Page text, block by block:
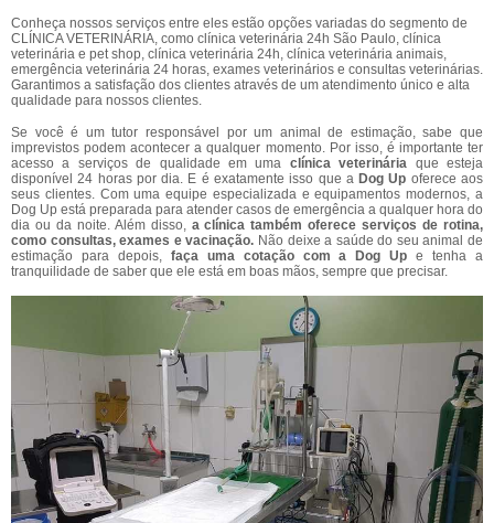
Conheça nossos serviços entre eles estão opções variadas do segmento de
CLÍNICA VETERINÁRIA, como clínica veterinária 24h São Paulo, clínica
veterinária e pet shop, clínica veterinária 24h, clínica veterinária animais,
emergência veterinária 24 horas, exames veterinários e consultas veterinárias.
Garantimos a satisfação dos clientes através de um atendimento único e alta
qualidade para nossos clientes.
Se você é um tutor responsável por um animal de estimação, sabe que
imprevistos podem acontecer a qualquer momento. Por isso, é importante ter
acesso a serviços de qualidade em uma clínica veterinária que esteja
disponível 24 horas por dia. E é exatamente isso que a Dog Up oferece aos
seus clientes. Com uma equipe especializada e equipamentos modernos, a
Dog Up está preparada para atender casos de emergência a qualquer hora do
dia ou da noite. Além disso, a clínica também oferece serviços de rotina,
como consultas, exames e vacinação. Não deixe a saúde do seu animal de
estimação para depois, faça uma cotação com a Dog Up e tenha a
tranquilidade de saber que ele está em boas mãos, sempre que precisar.